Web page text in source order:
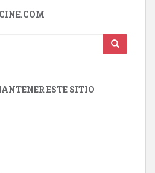
ESTE SITIO